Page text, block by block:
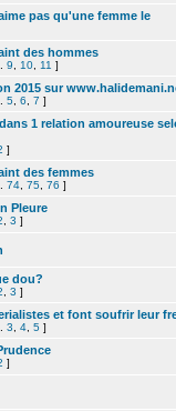
pas qu'une femme le
des hommes
9 10 11 ]
2015 sur
5 6 7 ]
1 relation amoureuse
]
des femmes
74 75 76 ]
Pleure
3 ]
dou?
3 ]
et font soufrir leur
3 4 5 ]
]